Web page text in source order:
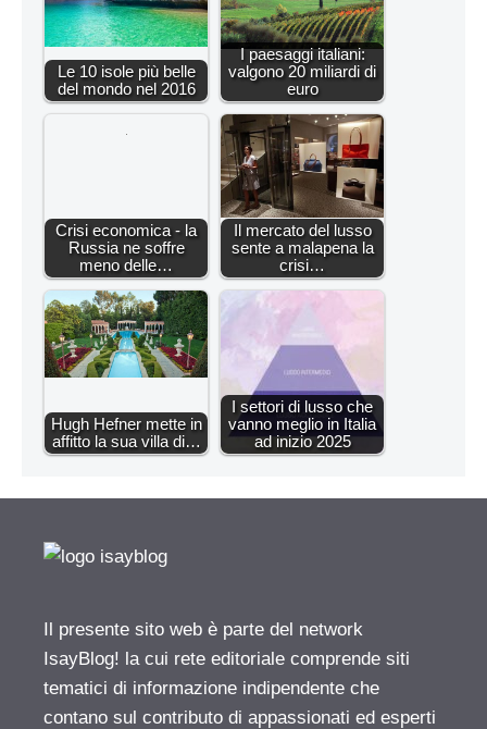
Le 10 isole più belle
del mondo nel 2016
I paesaggi italiani:
valgono 20 miliardi di
euro
Crisi economica - la
Russia ne soffre
meno delle…
Il mercato del lusso
sente a malapena la
crisi…
Hugh Hefner mette in
affitto la sua villa di…
I settori di lusso che
vanno meglio in Italia
ad inizio 2025
Il presente sito web è parte del network
IsayBlog! la cui rete editoriale comprende siti
tematici di informazione indipendente che
contano sul contributo di appassionati ed esperti